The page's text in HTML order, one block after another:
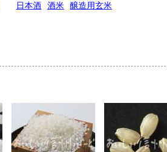
日本酒
酒米 醸造用玄米